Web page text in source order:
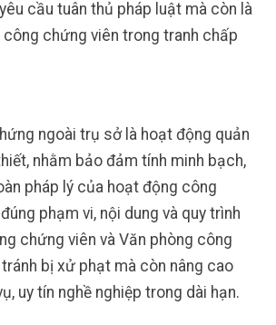
cầu tuân thủ pháp luật mà còn là
công chứng viên trong tranh chấp
ngoài trụ sở là hoạt động quản
nhằm bảo đảm tính minh bạch,
pháp lý của hoạt động công
phạm vi, nội dung và quy trình
chứng viên và Văn phòng công
bị xử phạt mà còn nâng cao
uy tín nghề nghiệp trong dài hạn.